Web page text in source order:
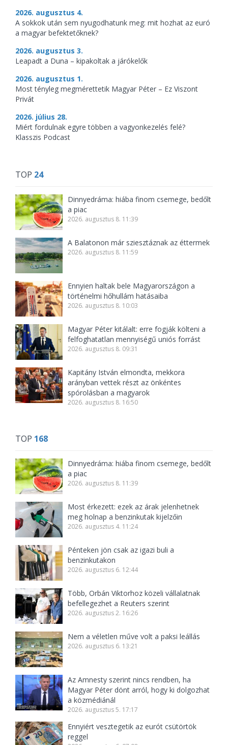
2026. augusztus 4.
A sokkok után sem nyugodhatunk meg: mit hozhat az euró
a magyar befektetőknek?
2026. augusztus 3.
Leapadt a Duna – kipakoltak a járókelők
2026. augusztus 1.
Most tényleg megmérettetik Magyar Péter – Ez Viszont
Privát
2026. július 28.
Miért fordulnak egyre többen a vagyonkezelés felé?
Klasszis Podcast
TOP 24
Dinnyedráma: hiába finom csemege, bedőlt
a piac
2026. augusztus 8. 11:39
A Balatonon már sziesztáznak az éttermek
2026. augusztus 8. 11:59
Ennyien haltak bele Magyarországon a
történelmi hőhullám hatásaiba
2026. augusztus 8. 10:03
Magyar Péter kitálalt: erre fogják költeni a
felfoghatatlan mennyiségű uniós forrást
2026. augusztus 8. 09:31
Kapitány István elmondta, mekkora
arányban vettek részt az önkéntes
spórolásban a magyarok
2026. augusztus 8. 16:50
TOP 168
Dinnyedráma: hiába finom csemege, bedőlt
a piac
2026. augusztus 8. 11:39
Most érkezett: ezek az árak jelenhetnek
meg holnap a benzinkutak kijelzőin
2026. augusztus 4. 11:24
Pénteken jön csak az igazi buli a
benzinkutakon
2026. augusztus 6. 12:44
Több, Orbán Viktorhoz közeli vállalatnak
befellegezhet a Reuters szerint
2026. augusztus 2. 16:26
Nem a véletlen műve volt a paksi leállás
2026. augusztus 6. 13:21
Az Amnesty szerint nincs rendben, ha
Magyar Péter dönt arról, hogy ki dolgozhat
a közmédiánál
2026. augusztus 5. 17:17
Ennyiért vesztegetik az eurót csütörtök
reggel